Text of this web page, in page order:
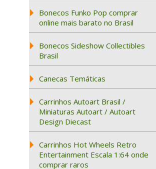
Bonecos Funko Pop comprar
online mais barato no Brasil
Bonecos Sideshow Collectibles
Brasil
Canecas Temáticas
Carrinhos Autoart Brasil /
Miniaturas Autoart / Autoart
Design Diecast
Carrinhos Hot Wheels Retro
Entertainment Escala 1:64 onde
comprar raros